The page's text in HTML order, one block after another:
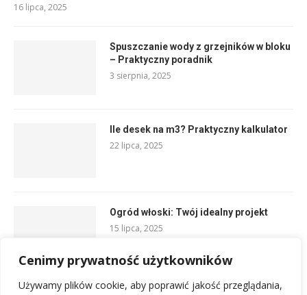
Cenimy prywatność użytkowników
Używamy plików cookie, aby poprawić jakość przeglądania,
16 lipca, 2025
Spuszczanie wody z grzejników w bloku
– Praktyczny poradnik
3 sierpnia, 2025
Ile desek na m3? Praktyczny kalkulator
22 lipca, 2025
Ogród włoski: Twój idealny projekt
15 lipca, 2025